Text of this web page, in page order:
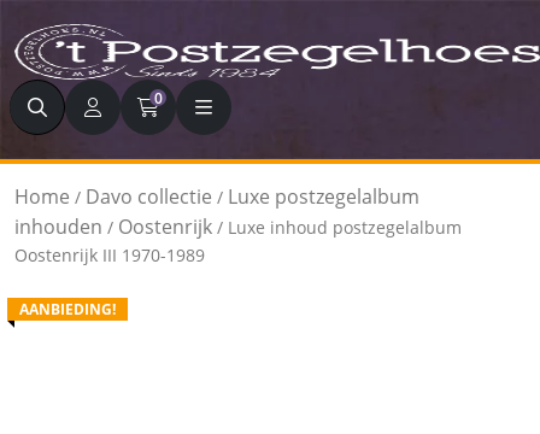
Zoeken 0
Home / Davo collectie / Luxe postzegelalbum
inhouden / Oostenrijk / Luxe inhoud postzegelalbum
Oostenrijk III 1970-1989
AANBIEDING!